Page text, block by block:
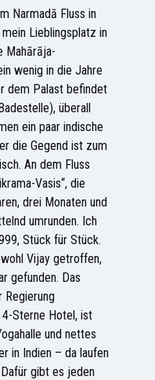
Narmadā Fluss in
Lieblingsplatz in
Mahārāja-
wenig in die Jahre
dem Palast befindet
überall
ein paar indische
die Gegend ist zum
An dem Fluss
Vasis“, die
drei Monaten und
umrunden. Ich
Stück für Stück.
Vijay getroffen,
gefunden. Das
Regierung
Sterne Hotel, ist
und nettes
in Indien – da laufen
gibt es jeden